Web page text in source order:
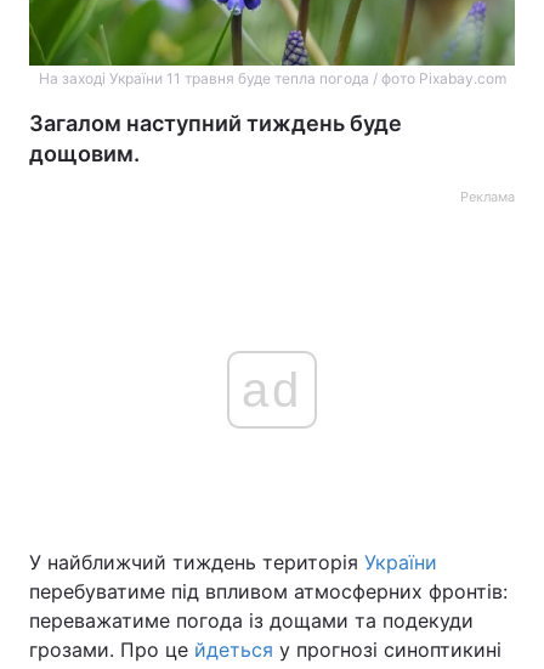
На заході України 11 травня буде тепла погода / фото Pixabay.com
Загалом наступний тиждень буде
дощовим.
Реклама
ad
У найближчий тиждень територія України
перебуватиме під впливом атмосферних фронтів:
переважатиме погода із дощами та подекуди
грозами. Про це йдеться у прогнозі синоптикині